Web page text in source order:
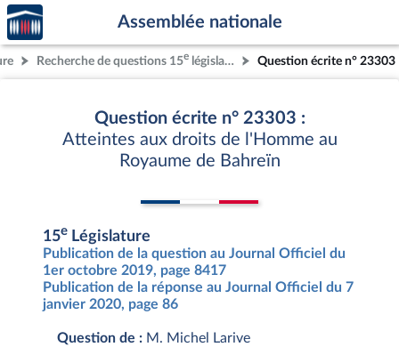
Aller au contenu
Aller en bas de la page
Accèder
à la
page
d'accueil
Assemblée nationale
Recherche de questions 15e législature Question écrite n° 23303
Question écrite n° 23303 :
Atteintes aux droits de l'Homme au
Royaume de Bahreïn
15e Législature
Publication de la question au Journal Officiel du
1er octobre 2019, page 8417
Publication de la réponse au Journal Officiel du 7
janvier 2020, page 86
Question de : M. Michel Larive